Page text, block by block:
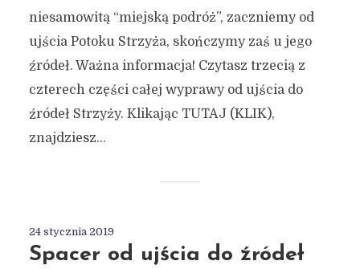
niesamowitą “miejską podróż”, zaczniemy od
ujścia Potoku Strzyża, skończymy zaś u jego
źródeł. Ważna informacja! Czytasz trzecią z
czterech części całej wyprawy od ujścia do
źródeł Strzyży. Klikając TUTAJ (KLIK),
znajdziesz...
24 stycznia 2019
Spacer od ujścia do źródeł